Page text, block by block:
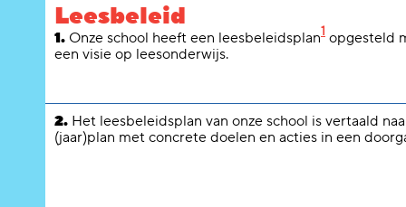
Leesbeleid
1. Onze school heeft een leesbeleidsplan1 opgesteld
een visie op leesonderwijs.
2. Het leesbeleidsplan van onze school is vertaald
(jaar)plan met concrete doelen en acties in een